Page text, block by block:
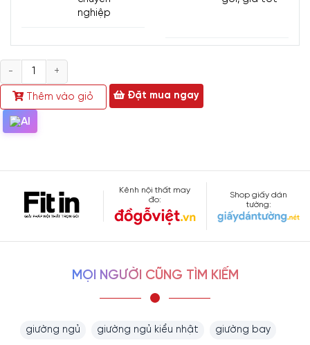
nghiệp
Số
lượng
Thêm vào giỏ
Đặt mua ngay
Kênh nội thất may
đo:
Shop giấy dán
tường:
MỌI NGƯỜI CŨNG TÌM KIẾM
giường ngủ giường ngủ kiểu nhật giường bay